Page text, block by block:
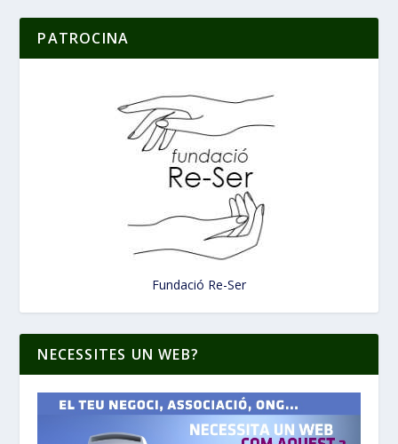
PATROCINA
Fundació Re-Ser
NECESSITES UN WEB?